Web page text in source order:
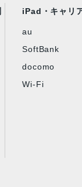
iPad・キャリ
au
SoftBank
docomo
Wi-Fi